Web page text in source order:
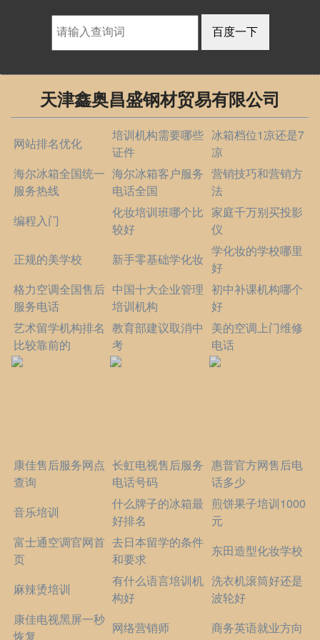
天津鑫奥昌盛钢材贸易有限公司
网站排名优化
培训机构需要哪些
证件
冰箱档位1凉还是7
凉
海尔冰箱全国统一
服务热线
海尔冰箱客户服务
电话全国
营销技巧和营销方
法
编程入门
化妆培训班哪个比
较好
家庭千万别买投影
仪
正规的美学校
新手零基础学化妆
学化妆的学校哪里
好
格力空调全国售后
服务电话
中国十大企业管理
培训机构
初中补课机构哪个
好
艺术留学机构排名
比较靠前的
教育部建议取消中
考
美的空调上门维修
电话
康佳售后服务网点
查询
长虹电视售后服务
电话号码
惠普官方网售后电
话多少
音乐培训
什么牌子的冰箱最
好排名
煎饼果子培训1000
元
富士通空调官网首
页
去日本留学的条件
和要求
东田造型化妆学校
麻辣烫培训
有什么语言培训机
构好
洗衣机滚筒好还是
波轮好
康佳电视黑屏一秒
恢复
网络营销师 商务英语就业方向